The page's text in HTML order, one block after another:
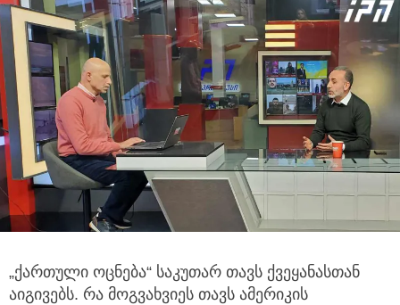
„ქართული ოცნება“ საკუთარ თავს ქვეყანასთან
აიგივებს. რა მოგვახვიეს თავს ამერიკის